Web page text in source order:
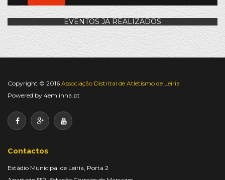
EVENTOS JÁ REALIZADOS
Copyright © 2016 Associação Distrital de Atletismo de Leiria
Powered by 4emlinha.pt
Contactos
Estádio Municipal de Leiria, Porta 2